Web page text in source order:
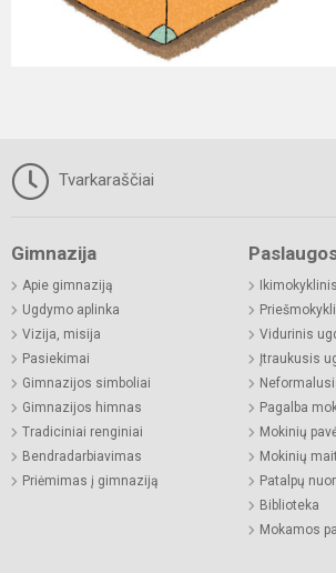
Tvarkaraščiai
Gimnazija
Apie gimnaziją
Ugdymo aplinka
Vizija, misija
Pasiekimai
Gimnazijos simboliai
Gimnazijos himnas
Tradiciniai renginiai
Bendradarbiavimas
Priėmimas į gimnaziją
Vidurinis
Įtraukusis
Pagalba
Mokinių
Mokinių
Patalpų
Biblioteka
Mokamos